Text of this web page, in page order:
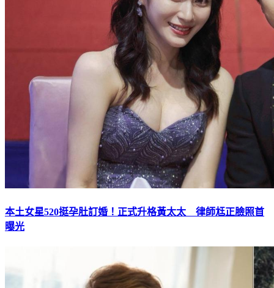
本土女星520挺孕肚訂婚！正式升格黃太太 律師尪正臉照首
曝光